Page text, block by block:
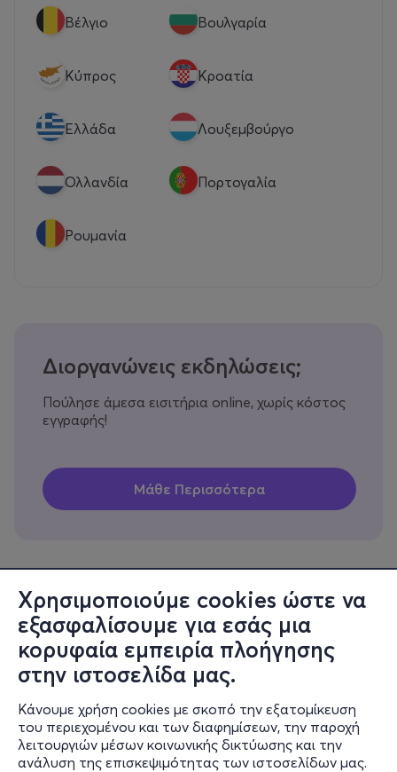
Χρησιμοποιούμε cookies ώστε να
εξασφαλίσουμε για εσάς μια
κορυφαία εμπειρία πλοήγησης
στην ιστοσελίδα μας.
Κάνουμε χρήση cookies με σκοπό την εξατομίκευση
του περιεχομένου και των διαφημίσεων, την παροχή
λειτουργιών μέσων κοινωνικής δικτύωσης και την
ανάλυση της επισκεψιμότητας των ιστοσελίδων μας.
Βέλγιο Βουλγαρία
Κύπρος Κροατία
Eλλάδα Λουξεμβούργο
Ολλανδία Πορτογαλία
Ρουμανία
Διοργανώνεις εκδηλώσεις;
Πούλησε άμεσα εισιτήρια online, χωρίς κόστος
εγγραφής!
Πληροφορίες
Υποστήριξη
Stay Connected